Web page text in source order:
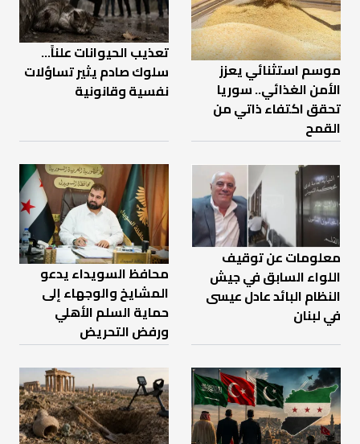
موسم استثنائي يعزز
الأمن الغذائي.. سوريا
تحقق اكتفاء ذاتي من
القمح
تعذيب الحيوانات علناً…
سلوك صادم يثير تساؤلات
نفسية وقانونية
معلومات عن توقيف
اللواء السابق في جيش
النظام البائد عادل عيسى
في لبنان
محافظ السويداء يدعو
المشايخ والوجهاء إلى
حماية السلم الأهلي
ورفض التحريض